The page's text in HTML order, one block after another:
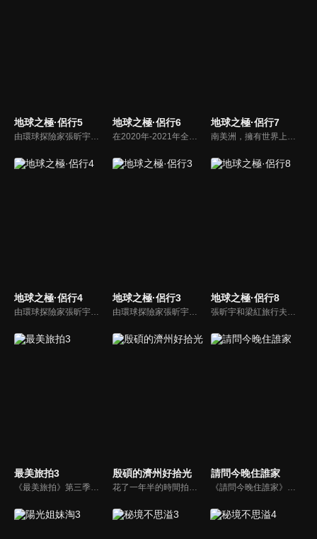
地球之極·侶行5
由環球探險家張昕宇、梁紅「侶行夫婦」攜手，前往最高、最寒冷、最炎熱、最神秘等「地球之極」，走遍地球極致之地，見證人類偉大生存。這一段極地之旅，用真實的鏡頭語言，去記錄和講述了極端環境下人類的生存故事，有的是故土難離，有的不停挑戰著生存極限，無一不閃爍著充滿智慧的生活之光。
地球之極·侶行6
在2020年-2021年全球疫情大背景下，侶行夫婦張昕宇梁紅跨越歐亞大陸，在俄羅斯及東歐各國，關照普通人生，發現點滴希望。在戰事隨時可能激化的烏克蘭東部、被戰爭摧殘30多年的阿塞拜疆納卡地區、大轟炸後依然飽受折磨的塞爾維亞，張昕宇梁紅記錄下人們，在戰爭中追尋光明的故事。
地球之極·侶行7
南美洲，擁有世界上最綿亙曲折的山脈、最寬廣兇險的雨林，多樣的地形孕育了豐富的生活方式，這一次，270和梁紅從巴拿馬出發，縱貫南美洲，走到世界盡頭，收集到了各種各樣打動人心的故事。
地球之極·侶行4
由環球探險家張昕宇、梁紅「侶行夫婦」攜手，前往最高、最寒冷、最炎熱、最神秘等「地球之極」，走遍地球極致之地，見證人類偉大生存。這一段極地之旅，用真實的鏡頭語言，去記錄和講述了極端環境下人類的生存故事，有的是故土難離，有的不停挑戰著生存極限，無一不閃爍著充滿智慧的生活之光。
地球之極·侶行3
由環球探險家張昕宇、梁紅「侶行夫婦」攜手，前往最高、最寒冷、最炎熱、最神秘等「地球之極」，走遍地球極致之地，見證人類偉大生存。這一段極地之旅，用真實的鏡頭語言，去記錄和講述了極端環境下人類的生存故事，有的是故土難離，有的不停挑戰著生存極限，無一不閃爍著充滿智慧的生活之光。
地球之極·侶行8
張昕宇和梁紅旅行夫妻檔從阿拉伯半島出發，跨越亞洲和非洲的分界線，最終到達北非的大西洋沿岸，一路收集到撒哈拉大沙漠裡，人們努力改造環境、創造文明的動人故事。
最美旅拍3
《最美旅拍》第三季節目在第一、二季基礎上做了內容升級。藝人與福建當地理想生活家將有更深入的聯繫和互動，二者在共處中完成理想生活的講述。同時，兩位藝人將在本季節目中自制10期遊玩攻略，攻略更具實用性、可複製性，觀眾們可參照這些旅遊攻略，自助遊玩福建多地。
殷碩的濟州好拾光
花了一年半的時間拍攝熱門電視劇《Penthouse》後，殷碩終於開始了濟州島的「休養之旅」。 正如你所預料的，新的旅行並沒有按照他的計劃進行。 這位自稱「旅行達人」的他怎麼了？企劃讓露營愛好者朴殷碩在濟州島野營一個月，展開各式各樣上山下海的挑戰。
請問今晚住誰家
《請問今晚住誰家》是真人打工旅遊實境節目，由「型男打工團」帶領各位遠離都市塵囂，探訪最療癒的鄉間！進行打工換餐、換宿的體驗。